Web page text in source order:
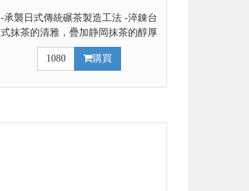
-承襲日式傳統碾茶製造工法 -淬錬台
式抹茶的清雅，疊加静岡抹茶的醇厚
底蘊 -獨特的台日雙茶配方，勾勒出
豐盈且具深度的茶感
1080 購買